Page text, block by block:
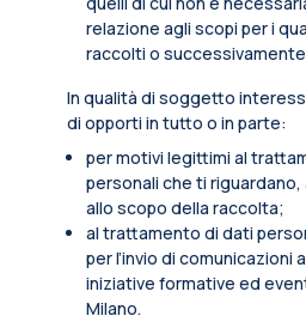
relazione agli scopi per i
raccolti o
In qualità di soggetto
di opporti in tutto o in parte:
per motivi legittimi al
personali che ti
allo scopo della raccolta;
al trattamento di dati
per l’invio di comunicazioni
iniziative formative ed
Milano.